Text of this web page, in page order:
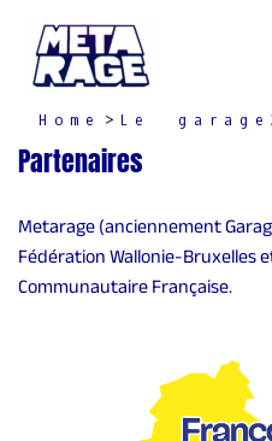
content
Home Le
Partenaires
Metarage (anciennement
Fédération Wallonie-Bruxelles
Communautaire Française.